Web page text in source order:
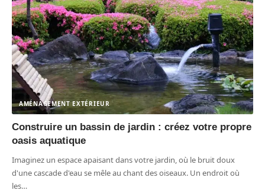
AMÉNAGEMENT EXTÉRIEUR
Construire un bassin de jardin : créez votre propre
oasis aquatique
Imaginez un espace apaisant dans votre jardin, où le bruit doux
d'une cascade d'eau se mêle au chant des oiseaux. Un endroit où
les…